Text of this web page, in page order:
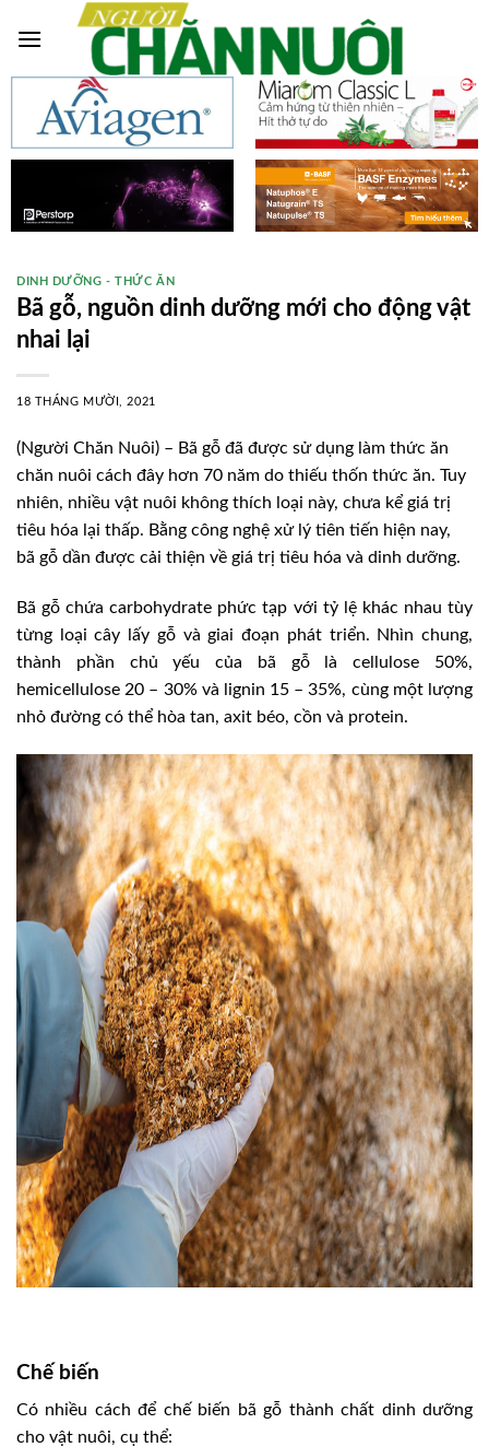
DINH DƯỠNG - THỨC ĂN
Bã gỗ, nguồn dinh dưỡng mới cho động vật
nhai lại
18 THÁNG MƯỜI, 2021
(Người Chăn Nuôi) – Bã gỗ đã được sử dụng làm thức ăn
chăn nuôi cách đây hơn 70 năm do thiếu thốn thức ăn. Tuy
nhiên, nhiều vật nuôi không thích loại này, chưa kể giá trị
tiêu hóa lại thấp. Bằng công nghệ xử lý tiên tiến hiện nay,
bã gỗ dần được cải thiện về giá trị tiêu hóa và dinh dưỡng.
Bã gỗ chứa carbohydrate phức tạp với tỷ lệ khác nhau tùy
từng loại cây lấy gỗ và giai đoạn phát triển. Nhìn chung,
thành phần chủ yếu của bã gỗ là cellulose 50%,
hemicellulose 20 – 30% và lignin 15 – 35%, cùng một lượng
nhỏ đường có thể hòa tan, axit béo, cồn và protein.
Chế biến
Có nhiều cách để chế biến bã gỗ thành chất dinh dưỡng
cho vật nuôi, cụ thể: